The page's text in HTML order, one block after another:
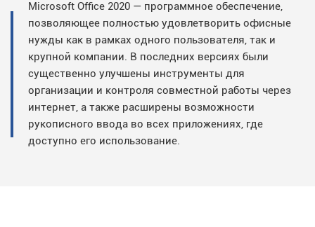
Microsoft Office 2020 — программное обеспечение,
позволяющее полностью удовлетворить офисные
нужды как в рамках одного пользователя, так и
крупной компании. В последних версиях были
существенно улучшены инструменты для
организации и контроля совместной работы через
интернет, а также расширены возможности
рукописного ввода во всех приложениях, где
доступно его использование.